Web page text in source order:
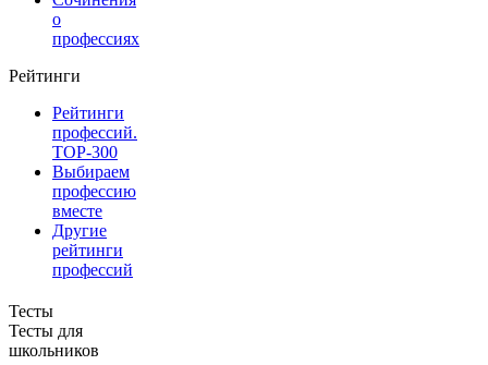
о
профессиях
Рейтинги
Рейтинги
профессий.
TOP-300
Выбираем
профессию
вместе
Другие
рейтинги
профессий
Тесты
Тесты для
школьников